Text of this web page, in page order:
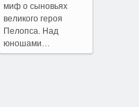
миф о сыновьях
великого героя
Пелопса. Над
юношами…